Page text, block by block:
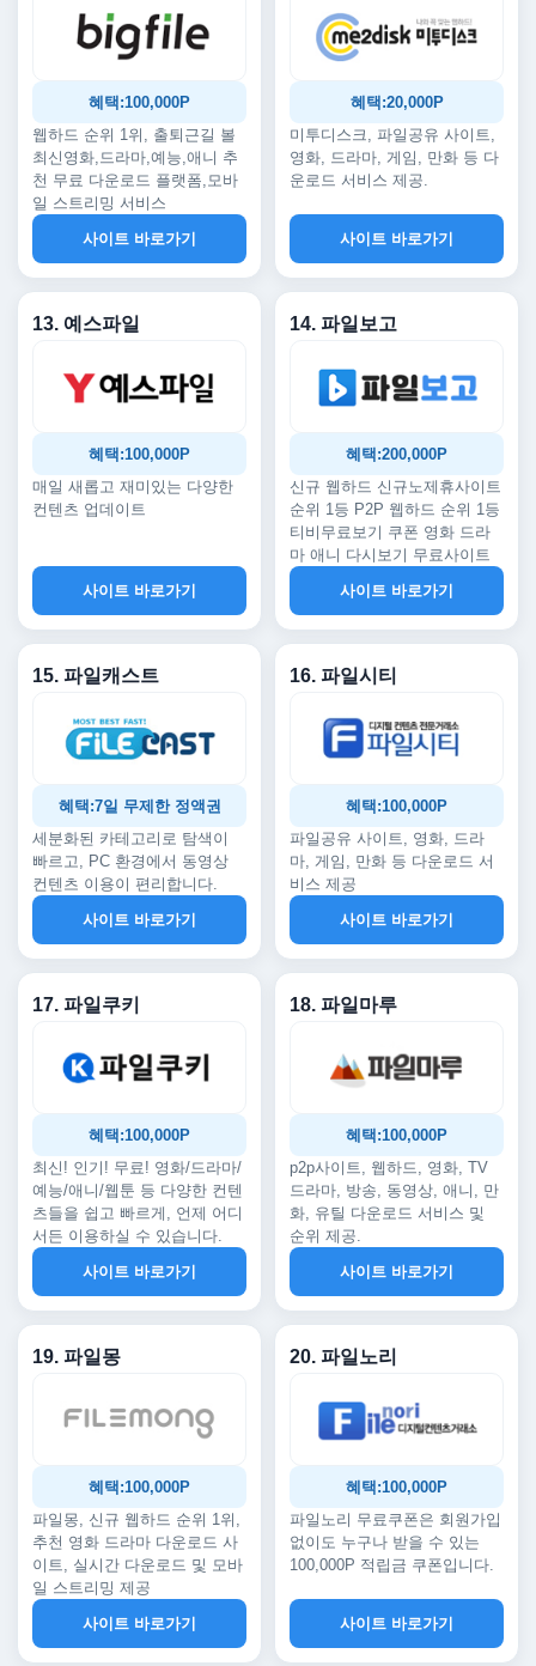
혜택:100,000P
웹하드 순위 1위, 출퇴근길 볼
최신영화,드라마,예능,애니 추
천 무료 다운로드 플랫폼,모바
일 스트리밍 서비스
사이트 바로가기
혜택:20,000P
미투디스크, 파일공유 사이트,
영화, 드라마, 게임, 만화 등 다
운로드 서비스 제공.
사이트 바로가기
13. 예스파일
혜택:100,000P
매일 새롭고 재미있는 다양한
컨텐츠 업데이트
사이트 바로가기
14. 파일보고
혜택:200,000P
신규 웹하드 신규노제휴사이트
순위 1등 P2P 웹하드 순위 1등
티비무료보기 쿠폰 영화 드라
마 애니 다시보기 무료사이트
사이트 바로가기
15. 파일캐스트
혜택:7일 무제한 정액권
세분화된 카테고리로 탐색이
빠르고, PC 환경에서 동영상
컨텐츠 이용이 편리합니다.
사이트 바로가기
16. 파일시티
혜택:100,000P
파일공유 사이트, 영화, 드라
마, 게임, 만화 등 다운로드 서
비스 제공
사이트 바로가기
17. 파일쿠키
혜택:100,000P
최신! 인기! 무료! 영화/드라마/
예능/애니/웹툰 등 다양한 컨텐
츠들을 쉽고 빠르게, 언제 어디
서든 이용하실 수 있습니다.
사이트 바로가기
18. 파일마루
혜택:100,000P
p2p사이트, 웹하드, 영화, TV
드라마, 방송, 동영상, 애니, 만
화, 유틸 다운로드 서비스 및
순위 제공.
사이트 바로가기
19. 파일몽
혜택:100,000P
파일몽, 신규 웹하드 순위 1위,
추천 영화 드라마 다운로드 사
이트, 실시간 다운로드 및 모바
일 스트리밍 제공
사이트 바로가기
20. 파일노리
혜택:100,000P
파일노리 무료쿠폰은 회원가입
없이도 누구나 받을 수 있는
100,000P 적립금 쿠폰입니다.
사이트 바로가기